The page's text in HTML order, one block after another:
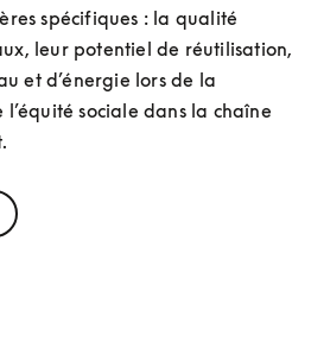
spécifiques : la qualité
leur potentiel de réutilisation,
et d’énergie lors de la
sociale dans la chaîne